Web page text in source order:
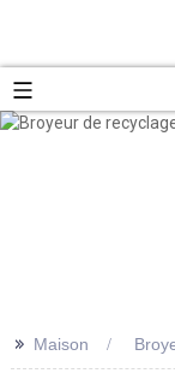
>> Maison